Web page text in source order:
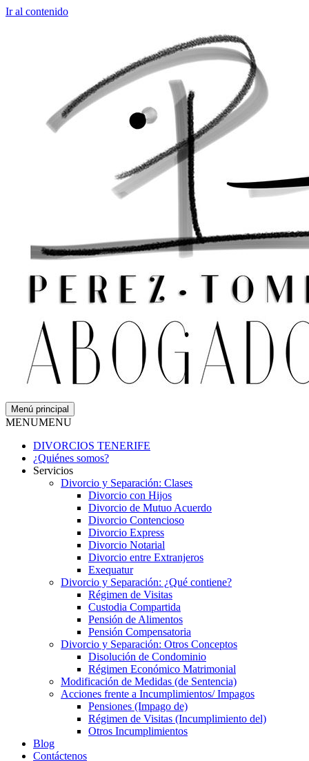
Ir al contenido
Menú principal
MENUMENU
DIVORCIOS TENERIFE
¿Quiénes somos?
Servicios
Divorcio y Separación: Clases
Divorcio con Hijos
Divorcio de Mutuo Acuerdo
Divorcio Contencioso
Divorcio Express
Divorcio Notarial
Divorcio entre Extranjeros
Exequatur
Divorcio y Separación: ¿Qué contiene?
Régimen de Visitas
Custodia Compartida
Pensión de Alimentos
Pensión Compensatoria
Divorcio y Separación: Otros Conceptos
Disolución de Condominio
Régimen Económico Matrimonial
Modificación de Medidas (de Sentencia)
Acciones frente a Incumplimientos/ Impagos
Pensiones (Impago de)
Régimen de Visitas (Incumplimiento del)
Otros Incumplimientos
Blog
Contáctenos